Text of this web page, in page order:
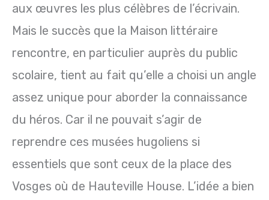
aux œuvres les plus célèbres de l’écrivain.
Mais le succès que la Maison littéraire
rencontre, en particulier auprès du public
scolaire, tient au fait qu’elle a choisi un angle
assez unique pour aborder la connaissance
du héros. Car il ne pouvait s’agir de
reprendre ces musées hugoliens si
essentiels que sont ceux de la place des
Vosges où de Hauteville House. L’idée a bien